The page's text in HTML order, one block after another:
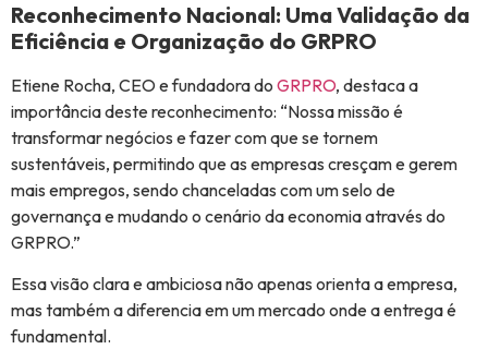
Reconhecimento Nacional: Uma Validação da
Eficiência e Organização do GRPRO
Etiene Rocha, CEO e fundadora do GRPRO, destaca a
importância deste reconhecimento: “Nossa missão é
transformar negócios e fazer com que se tornem
sustentáveis, permitindo que as empresas cresçam e gerem
mais empregos, sendo chanceladas com um selo de
governança e mudando o cenário da economia através do
GRPRO.”
Essa visão clara e ambiciosa não apenas orienta a empresa,
mas também a diferencia em um mercado onde a entrega é
fundamental.